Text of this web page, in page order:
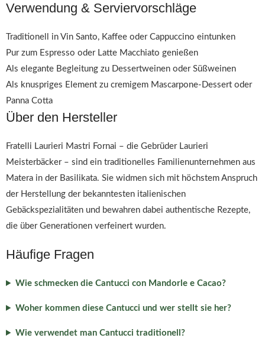
Verwendung & Serviervorschläge
Traditionell in Vin Santo, Kaffee oder Cappuccino eintunken
Pur zum Espresso oder Latte Macchiato genießen
Als elegante Begleitung zu Dessertweinen oder Süßweinen
Als knuspriges Element zu cremigem Mascarpone-Dessert oder
Panna Cotta
Über den Hersteller
Fratelli Laurieri Mastri Fornai – die Gebrüder Laurieri
Meisterbäcker – sind ein traditionelles Familienunternehmen aus
Matera in der Basilikata. Sie widmen sich mit höchstem Anspruch
der Herstellung der bekanntesten italienischen
Gebäckspezialitäten und bewahren dabei authentische Rezepte,
die über Generationen verfeinert wurden.
Häufige Fragen
Wie schmecken die Cantucci con Mandorle e Cacao?
Woher kommen diese Cantucci und wer stellt sie her?
Wie verwendet man Cantucci traditionell?